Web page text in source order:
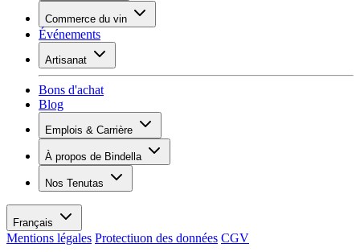
Aperçu restaurants
Banquets et séminaires
Dolcezze
Commerce du vin
Overview
Assortiment
Vinotecas
Inspiration
Savoir sur le vin
Événements
Artisanat
Aperçu
Plâtrer
Bons d'achat
Blog
Emplois & Carrière
Postes vacants
Apprenants
Vos avantages
Valeurs
Personne de contact
À propos de Bindella
Vue d’ensemble
Histoire
Médias
Les Moby Dicks
Contacts
Nos Tenutas
Tenuta Vergaia
Français
Mentions légales Protectiuon des données CGV